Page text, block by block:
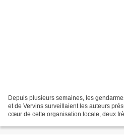
Depuis plusieurs semaines, les
et de Vervins surveillaient les auteurs
cœur de cette organisation locale, deux